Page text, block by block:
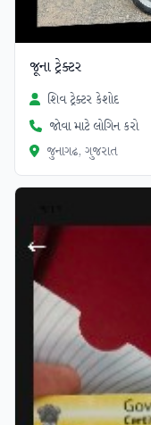
જૂના ટ્રેક્ટર
શિવ ટ્રેક્ટર કેશોદ
જોવા માટે લોગિન કરો
જુનાગઢ, ગુજરાત